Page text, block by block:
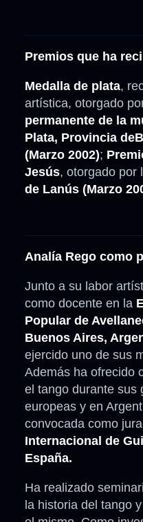
Premios que ha
Medalla de plata,
artística, otorgado
permanente de la
Plata, Provincia
(Marzo 2002);
Jesús, otorgado por
de Lanús (Marzo
Analía Rego como
Junto a su labor
como docente en la
Popular de
Buenos Aires,
ejercido uno de sus
Además ha ofrecido
el tango durante sus
europeas y en
convocada como
Internacional de
España.
Ha realizado
la historia del tango